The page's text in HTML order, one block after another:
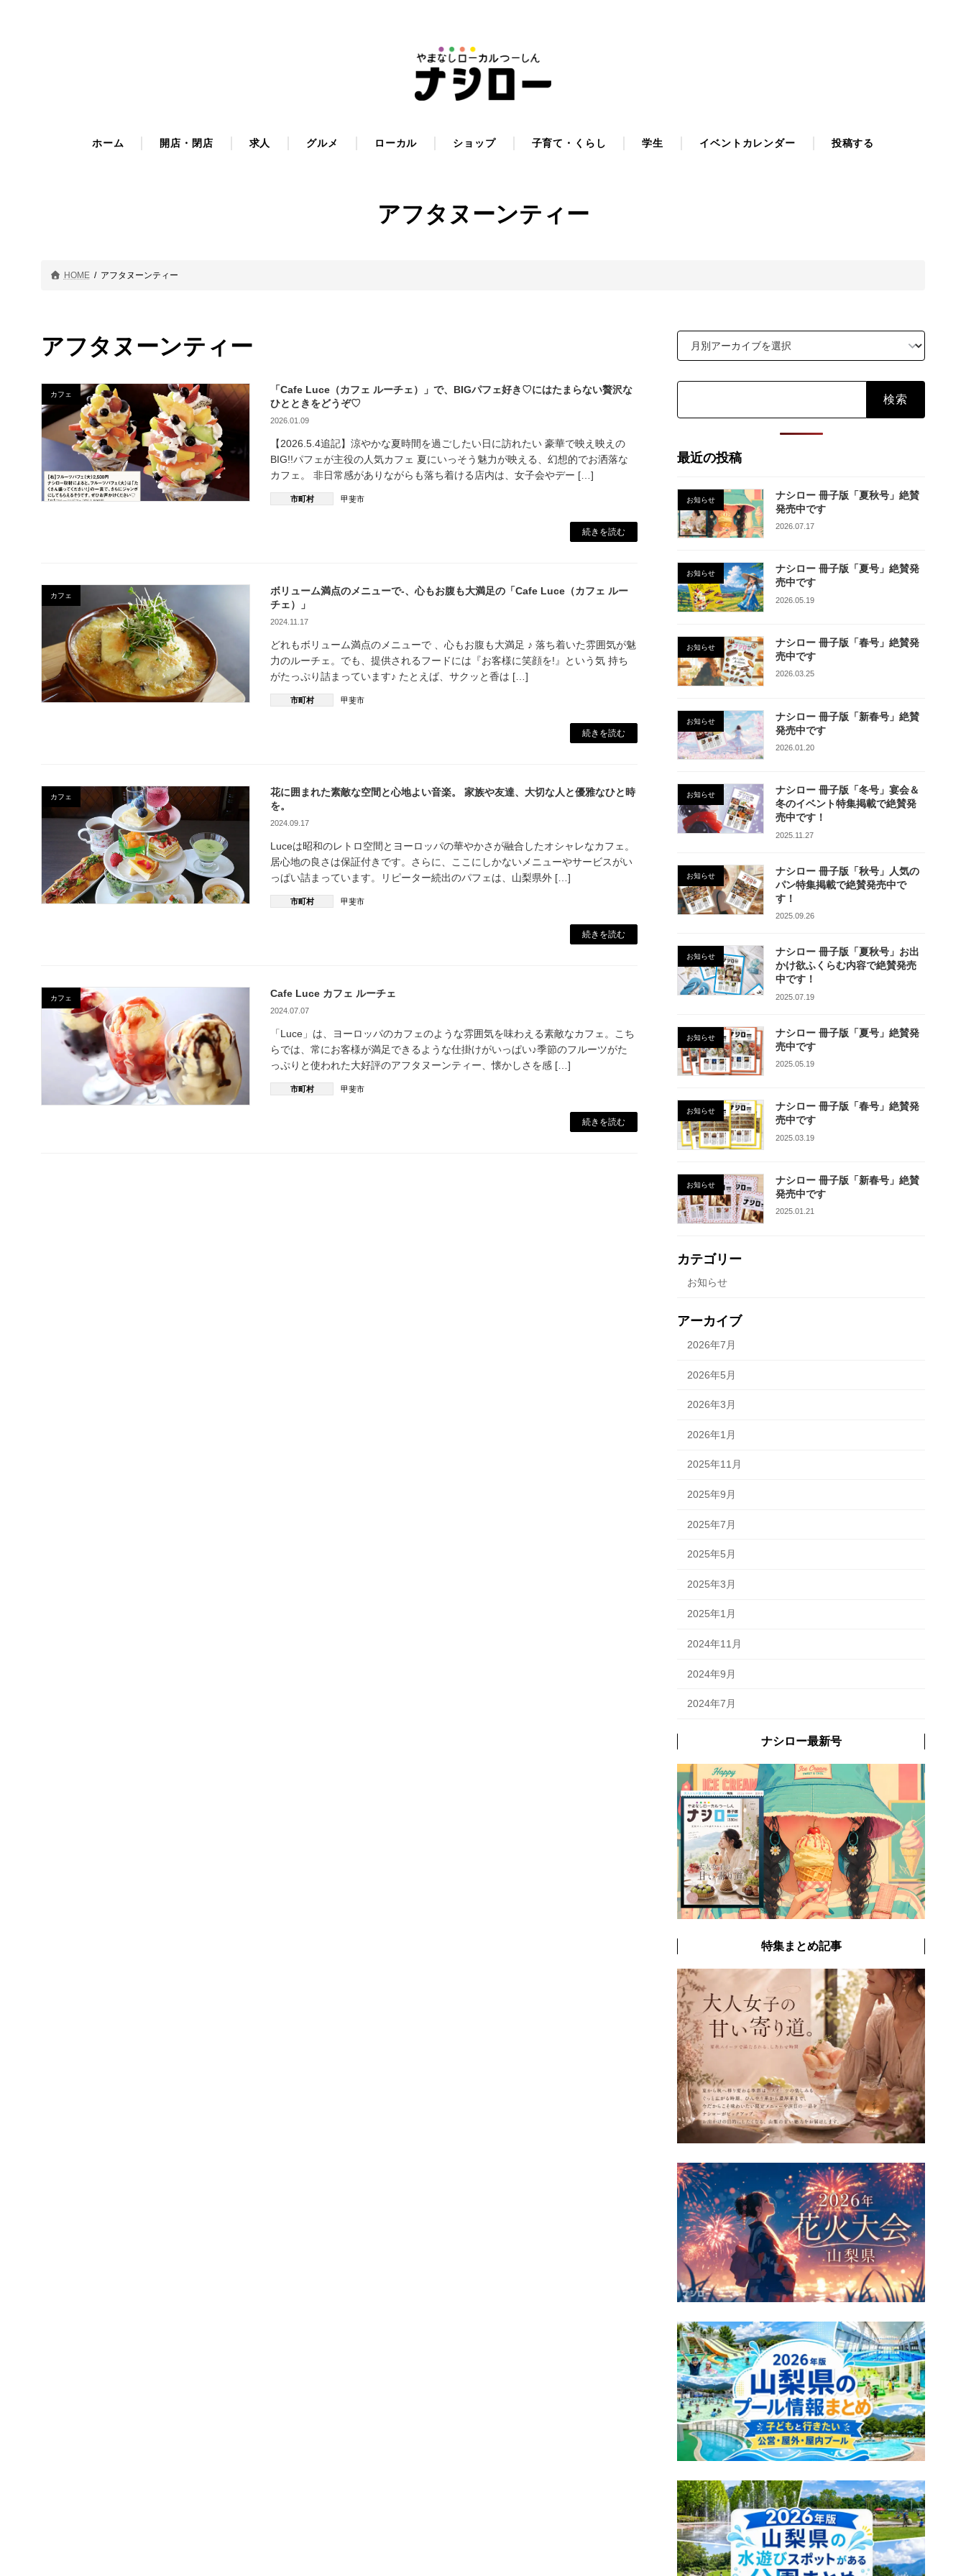
ホーム 開店・閉店 求人 グルメ ローカル ショップ 子育て・くらし 学生 イベントカレンダー 投稿する
アフタヌーンティー
HOME アフタヌーンティー
アフタヌーンティー
カフェ
「Cafe Luce（カフェ ルーチェ）」で、BIGパフェ好き♡にはたまらない贅沢な
ひとときをどうぞ♡
2026.01.09
【2026.5.4追記】涼やかな夏時間を過ごしたい日に訪れたい 豪華で映え映えの
BIG!!パフェが主役の人気カフェ 夏にいっそう魅力が映える、幻想的でお洒落な
カフェ。 非日常感がありながらも落ち着ける店内は、女子会やデー […]
市町村 甲斐市
続きを読む
カフェ
ボリューム満点のメニューで-、心もお腹も大満足の「Cafe Luce（カフェ ルー
チェ）」
2024.11.17
どれもボリューム満点のメニューで 、心もお腹も大満足 ♪ 落ち着いた雰囲気が魅
力のルーチェ。でも、提供されるフードには『お客様に笑顔を!』という気 持ち
がたっぷり詰まっています♪ たとえば、サクッと香は […]
市町村 甲斐市
続きを読む
カフェ
花に囲まれた素敵な空間と心地よい音楽。 家族や友達、大切な人と優雅なひと時
を。
2024.09.17
Luceは昭和のレトロ空間とヨーロッパの華やかさが融合したオシャレなカフェ。
居心地の良さは保証付きです。さらに、ここにしかないメニューやサービスがい
っぱい詰まっています。リピーター続出のパフェは、山梨県外 […]
市町村 甲斐市
続きを読む
カフェ Cafe Luce カフェ ルーチェ
2024.07.07
「Luce」は、ヨーロッパのカフェのような雰囲気を味わえる素敵なカフェ。こち
らでは、常にお客様が満足できるような仕掛けがいっぱい♪季節のフルーツがた
っぷりと使われた大好評のアフタヌーンティー、懐かしさを感 […]
市町村 甲斐市
続きを読む
最近の投稿
お知らせ
ナシロー 冊子版「夏秋号」絶賛
発売中です
2026.07.17
お知らせ
ナシロー 冊子版「夏号」絶賛発
売中です
2026.05.19
お知らせ
ナシロー 冊子版「春号」絶賛発
売中です
2026.03.25
お知らせ
ナシロー 冊子版「新春号」絶賛
発売中です
2026.01.20
お知らせ
ナシロー 冊子版「冬号」宴会＆
冬のイベント特集掲載で絶賛発
売中です！
2025.11.27
お知らせ
ナシロー 冊子版「秋号」人気の
パン特集掲載で絶賛発売中で
す！
2025.09.26
お知らせ
ナシロー 冊子版「夏秋号」お出
かけ欲ふくらむ内容で絶賛発売
中です！
2025.07.19
お知らせ
ナシロー 冊子版「夏号」絶賛発
売中です
2025.05.19
お知らせ
ナシロー 冊子版「春号」絶賛発
売中です
2025.03.19
お知らせ
ナシロー 冊子版「新春号」絶賛
発売中です
2025.01.21
カテゴリー
お知らせ
アーカイブ
2026年7月
2026年5月
2026年3月
2026年1月
2025年11月
2025年9月
2025年7月
2025年5月
2025年3月
2025年1月
2024年11月
2024年9月
2024年7月
ナシロー最新号
特集まとめ記事